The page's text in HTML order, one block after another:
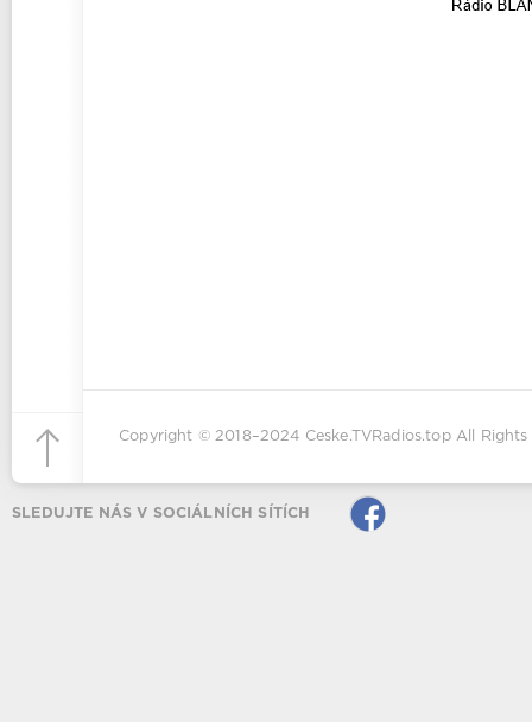
Copyright © 2018–2024 Ceske.TVRadios.topAll Rights
SLEDUJTE NÁS V SOCIÁLNÍCH SÍTÍCH